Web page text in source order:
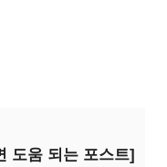
도움 되는 포스트]